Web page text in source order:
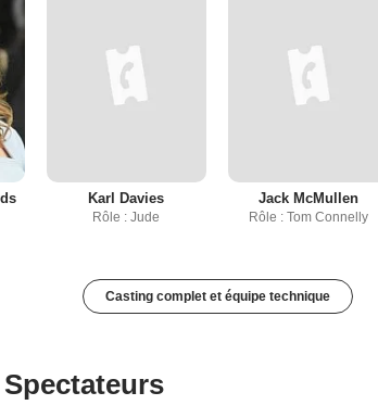
Karl Davies
Rôle : Jude
Jack McMullen
Rôle : Tom Connelly
Casting complet et équipe technique